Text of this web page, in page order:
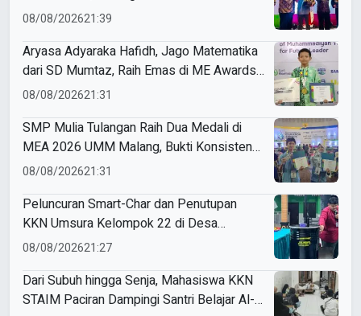
08/08/202621:39
Aryasa Adyaraka Hafidh, Jago Matematika
dari SD Mumtaz, Raih Emas di ME Awards
2026
08/08/202621:31
SMP Mulia Tulangan Raih Dua Medali di
MEA 2026 UMM Malang, Bukti Konsistensi
Berprestasi dan Berwawasan Global
08/08/202621:31
Peluncuran Smart-Char dan Penutupan
KKN Umsura Kelompok 22 di Desa
Banjarkejen
08/08/202621:27
Dari Subuh hingga Senja, Mahasiswa KKN
STAIM Paciran Dampingi Santri Belajar Al-